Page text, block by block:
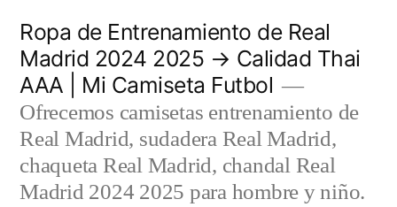
contenido
Ropa de Entrenamiento de Real
Madrid 2024 2025 → Calidad Thai
AAA | Mi Camiseta Futbol
Ofrecemos camisetas entrenamiento de
Real Madrid, sudadera Real Madrid,
chaqueta Real Madrid, chandal Real
Madrid 2024 2025 para hombre y niño.